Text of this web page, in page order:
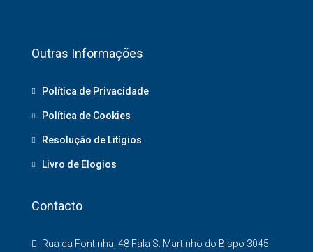
Outras Informações
Política de Privacidade
Política de Cookies
Resolução de Litígios
Livro de Elogios
Contacto
Rua da Fontinha, 48 Fala S. Martinho do Bispo 3045-